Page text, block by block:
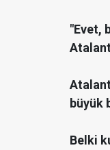
"Evet,
büyük
Belki